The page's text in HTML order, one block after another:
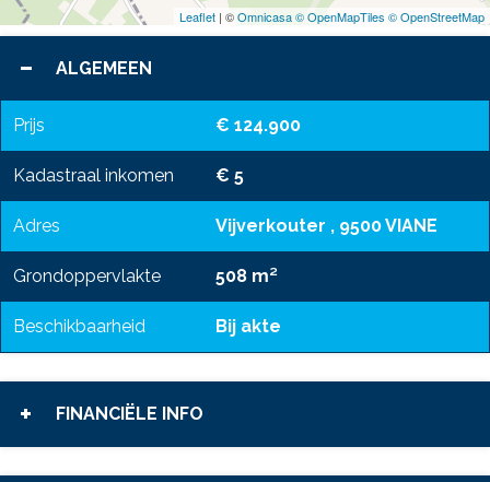
Leaflet | ©Omnicasa ©OpenMapTiles ©OpenStreetMap
ALGEMEEN
Prijs € 124.900
Kadastraal inkomen € 5
Adres Vijverkouter , 9500 VIANE
Grondoppervlakte 508 m²
Beschikbaarheid Bij akte
FINANCIËLE INFO